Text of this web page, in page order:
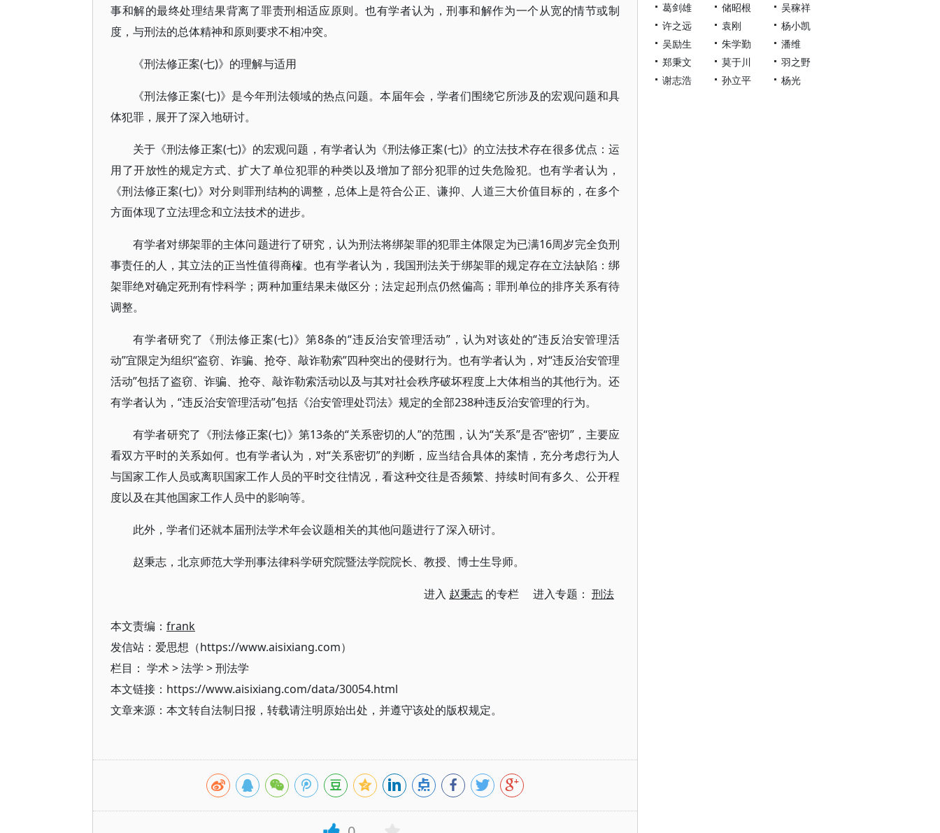
事和解的最终处理结果背离了罪责刑相适应原则。也有学者认为，刑事和解作为一个从宽的情节或制
度，与刑法的总体精神和原则要求不相冲突。
《刑法修正案(七)》的理解与适用
《刑法修正案(七)》是今年刑法领域的热点问题。本届年会，学者们围绕它所涉及的宏观问题和具
体犯罪，展开了深入地研讨。
关于《刑法修正案(七)》的宏观问题，有学者认为《刑法修正案(七)》的立法技术存在很多优点：运
用了开放性的规定方式、扩大了单位犯罪的种类以及增加了部分犯罪的过失危险犯。也有学者认为，
《刑法修正案(七)》对分则罪刑结构的调整，总体上是符合公正、谦抑、人道三大价值目标的，在多个
方面体现了立法理念和立法技术的进步。
有学者对绑架罪的主体问题进行了研究，认为刑法将绑架罪的犯罪主体限定为已满16周岁完全负刑
事责任的人，其立法的正当性值得商榷。也有学者认为，我国刑法关于绑架罪的规定存在立法缺陷：绑
架罪绝对确定死刑有悖科学；两种加重结果未做区分；法定起刑点仍然偏高；罪刑单位的排序关系有待
调整。
有学者研究了《刑法修正案(七)》第8条的“违反治安管理活动”，认为对该处的“违反治安管理活
动”宜限定为组织“盗窃、诈骗、抢夺、敲诈勒索”四种突出的侵财行为。也有学者认为，对“违反治安管理
活动”包括了盗窃、诈骗、抢夺、敲诈勒索活动以及与其对社会秩序破坏程度上大体相当的其他行为。还
有学者认为，“违反治安管理活动”包括《治安管理处罚法》规定的全部238种违反治安管理的行为。
有学者研究了《刑法修正案(七)》第13条的“关系密切的人”的范围，认为“关系”是否“密切”，主要应
看双方平时的关系如何。也有学者认为，对“关系密切”的判断，应当结合具体的案情，充分考虑行为人
与国家工作人员或离职国家工作人员的平时交往情况，看这种交往是否频繁、持续时间有多久、公开程
度以及在其他国家工作人员中的影响等。
此外，学者们还就本届刑法学术年会议题相关的其他问题进行了深入研讨。
赵秉志，北京师范大学刑事法律科学研究院暨法学院院长、教授、博士生导师。
进入 赵秉志 的专栏 进入专题： 刑法
本文责编： frank
发信站：爱思想（https://www.aisixiang.com）
栏目： 学术>法学 >刑法学
本文链接：https://www.aisixiang.com/data/30054.html
文章来源：本文转自法制日报，转载请注明原始出处，并遵守该处的版权规定。
葛剑雄
储昭根
吴稼祥
许之远
袁刚
杨小凯
吴励生
朱学勤
潘维
郑秉文
莫于川
羽之野
谢志浩
孙立平 杨光